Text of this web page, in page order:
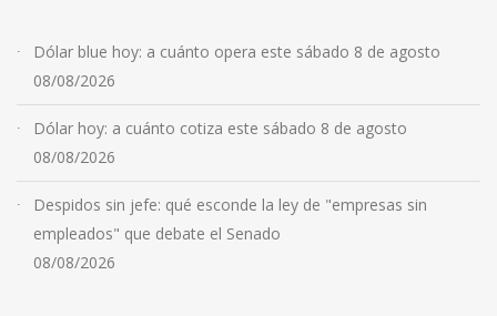
Dólar blue hoy: a cuánto opera este sábado 8 de agosto
08/08/2026
Dólar hoy: a cuánto cotiza este sábado 8 de agosto
08/08/2026
Despidos sin jefe: qué esconde la ley de "empresas sin
empleados" que debate el Senado
08/08/2026